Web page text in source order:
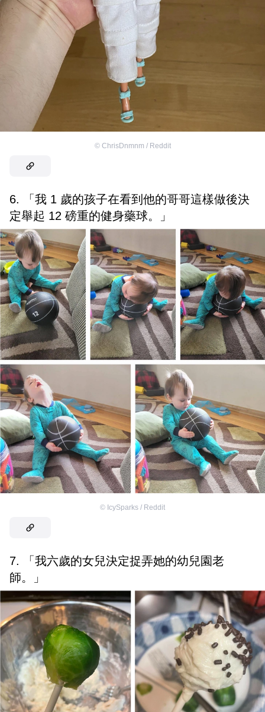
© ChrisDnmnm / Reddit
6. 「我 1 歲的孩子在看到他的哥哥這樣做後決
定舉起 12 磅重的健身藥球。」
© IcySparks / Reddit
7. 「我六歲的女兒決定捉弄她的幼兒園老
師。」